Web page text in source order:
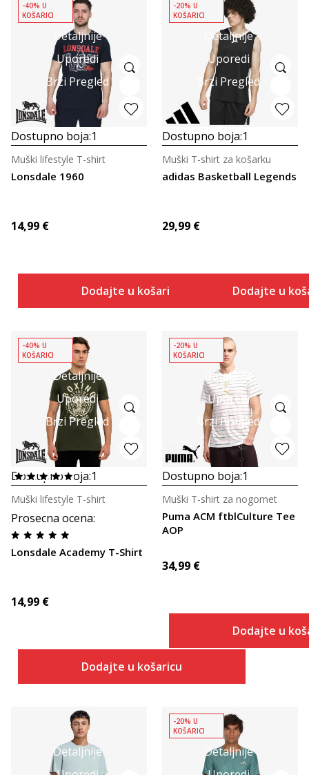
Detaljnije
Uporedi
Brzi Pregled
-40% U
KOŠARICI
Dostupno boja:1
Lonsdale 1960
Muški lifestyle T-shirt
14,99 €
Dodajte u košaricu
Detaljnije
Uporedi
Brzi Pregled
-20% U
KOŠARICI
Dostupno boja:1
adidas Basketball Legends
Muški T-shirt za košarku
29,99 €
Dodajte u
Detaljnije
Uporedi
Brzi Pregled
-40% U
KOŠARICI
Dostupno boja:1
Prosecna ocena:
Lonsdale Academy T-Shirt
Muški lifestyle T-shirt
14,99 €
Dodajte u košaricu
Detaljnije
Uporedi
Brzi Pregled
-20% U
KOŠARICI
Dostupno boja:1
Puma ACM ftblCulture Tee
AOP
Muški T-shirt za nogomet
34,99 €
Dodajte u
Detaljnije
Detaljnije
-20% U
KOŠARICI